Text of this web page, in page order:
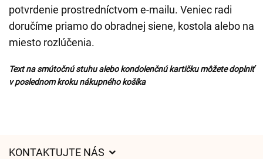
potvrdenie prostredníctvom e-mailu. Veniec radi
doručíme priamo do obradnej siene, kostola alebo na
miesto rozlúčenia.
Text na smútočnú stuhu alebo kondolenčnú kartičku môžete doplniť
v poslednom kroku nákupného košíka
KONTAKTUJTE NÁS